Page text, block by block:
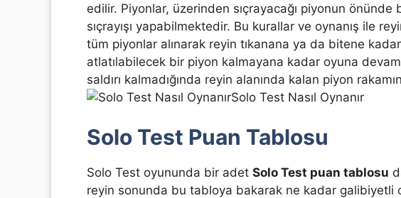
edilir. Piyonlar, üzerinden sıçrayacağı piyonun
sıçrayışı yapabilmektedir. Bu kurallar ve oynanış ile
tüm piyonlar alınarak reyin tıkanana ya da bitene
atlatılabilecek bir piyon kalmayana kadar oyuna
saldırı kalmadığında reyin alanında kalan piyon
Solo Test Nasıl Oynanır
Solo Test Puan Tablosu
Solo Test oyununda bir adet Solo Test puan tablosu
reyin sonunda bu tabloya bakarak ne kadar galibiyetli